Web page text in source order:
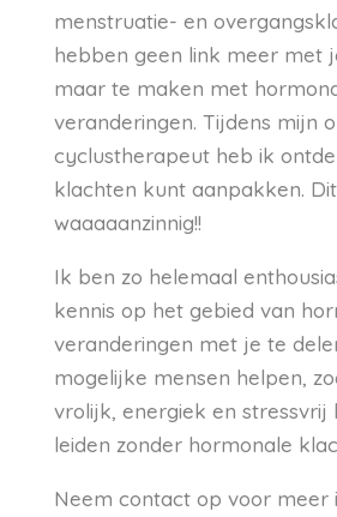
menstruatie- en
hebben geen link meer met
maar te maken met
veranderingen. Tijdens mijn
cyclustherapeut heb ik
klachten kunt aanpakken.
waaaaanzinnig!!
Ik ben zo helemaal
kennis op het gebied van
veranderingen met je te
mogelijke mensen helpen,
vrolijk, energiek en stressvrij
leiden zonder hormonale
Neem contact op voor meer